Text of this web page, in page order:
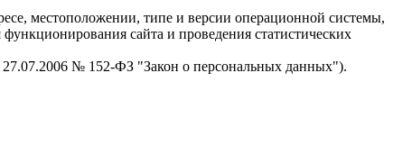
местоположении, типе и версии операционной системы,
сайта и проведения статистических
27.07.2006 № 152-ФЗ "Закон о персональных данных").